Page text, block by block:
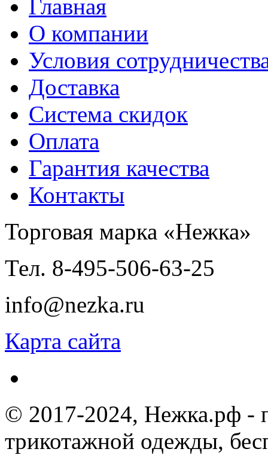
Главная
О компании
Условия
Доставка
Система скидок
Оплата
Гарантия качества
Контакты
Торговая марка «Нежка»
Тел. 8-495-506-63-25
info@nezka.ru
Карта сайта
© 2017-2024, Нежка.рф -
трикотажной одежды,